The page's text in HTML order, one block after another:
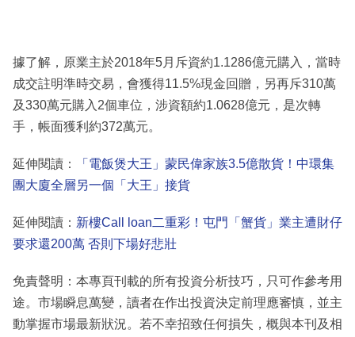
據了解，原業主於2018年5月斥資約1.1286億元購入，當時
成交註明準時交易，會獲得11.5%現金回贈，另再斥310萬
及330萬元購入2個車位，涉資額約1.0628億元，是次轉
手，帳面獲利約372萬元。
延伸閱讀：
「電飯煲大王」蒙民偉家族3.5億散貨！中環集
團大廈全層另一個「大王」接貨
延伸閱讀： 新樓Call loan二重彩！屯門「蟹貨」業主遭財仔
要求還200萬 否則下場好悲壯
免責聲明：本專頁刊載的所有投資分析技巧，只可作參考用
途。市場瞬息萬變，讀者在作出投資決定前理應審慎，並主
動掌握市場最新狀況。若不幸招致任何損失，概與本刊及相